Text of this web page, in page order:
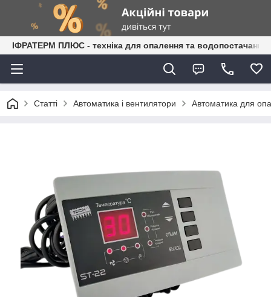
ІФРАТЕРМ ПЛЮС - техніка для опалення та водопостачання
Статті Автоматика і вентилятори Автоматика для